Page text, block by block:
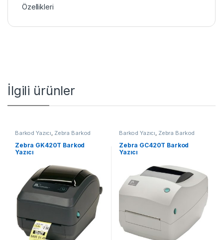
Özellikleri
İlgili ürünler
Barkod Yazıcı, Zebra Barkod
Zebra GK420T Barkod
Yazıcı
Barkod Yazıcı, Zebra Barkod
Zebra GC420T Barkod
Yazıcı